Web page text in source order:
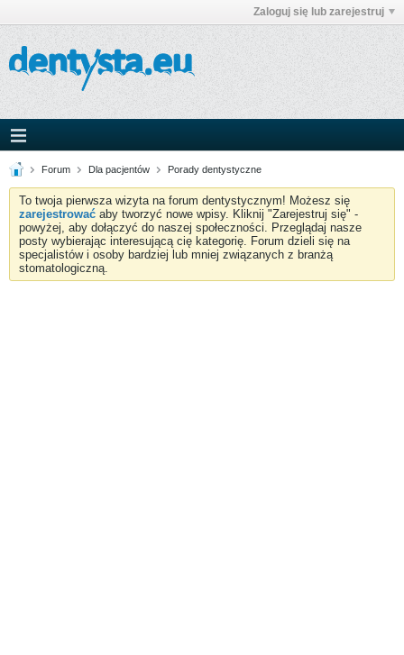
Zaloguj się lub zarejestruj
Forum Dla pacjentów Porady dentystyczne
To twoja pierwsza wizyta na forum dentystycznym! Możesz się
zarejestrować aby tworzyć nowe wpisy. Kliknij "Zarejestruj się" -
powyżej, aby dołączyć do naszej społeczności. Przeglądaj nasze
posty wybierając interesującą cię kategorię. Forum dzieli się na
specjalistów i osoby bardziej lub mniej związanych z branżą
stomatologiczną.